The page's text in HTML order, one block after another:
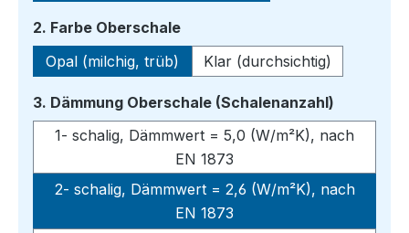
2. Farbe Oberschaleauswählen
Opal (milchig, trüb)
Klar (durchsichtig)
3. Dämmung Oberschale (Schalenanzahl)
1- schalig, Dämmwert = 5,0 (W/m²K), nach
EN 1873
2- schalig, Dämmwert = 2,6 (W/m²K), nach
EN 1873